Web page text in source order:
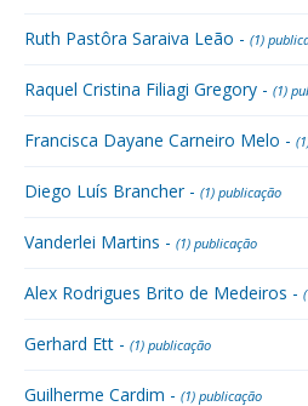
Ruth Pastôra Saraiva Leão - (1)
Raquel Cristina Filiagi Gregory - (1)
Francisca Dayane Carneiro Melo -
Diego Luís Brancher - (1) publicação
Vanderlei Martins - (1) publicação
Alex Rodrigues Brito de Medeiros -
Gerhard Ett - (1) publicação
Guilherme Cardim - (1) publicação